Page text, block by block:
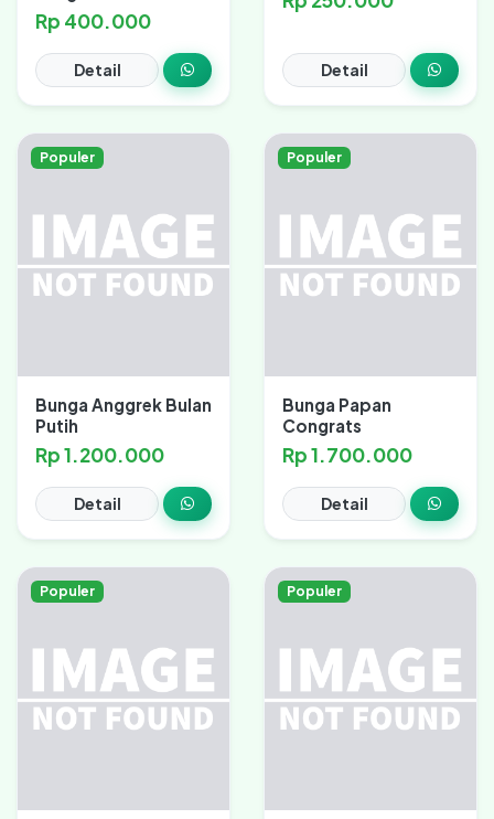
Rp 400.000
Detail Detail
Populer
Bunga Anggrek Bulan
Putih
Rp 1.200.000
Detail
Populer
Bunga Papan
Congrats
Rp 1.700.000
Detail
Populer Populer